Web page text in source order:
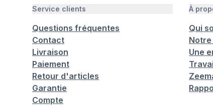
Service clients
Questions fréquentes
Contact
Livraison
Paiement
Retour d'articles
Garantie
Compte
À
Qui
Une